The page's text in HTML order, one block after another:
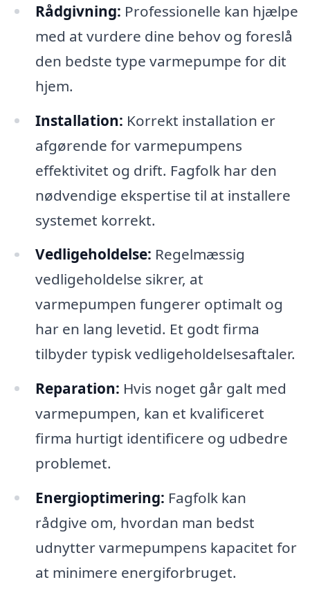
Rådgivning: Professionelle kan hjælpe
med at vurdere dine behov og foreslå
den bedste type varmepumpe for dit
hjem.
Installation: Korrekt installation er
afgørende for varmepumpens
effektivitet og drift. Fagfolk har den
nødvendige ekspertise til at installere
systemet korrekt.
Vedligeholdelse: Regelmæssig
vedligeholdelse sikrer, at
varmepumpen fungerer optimalt og
har en lang levetid. Et godt firma
tilbyder typisk vedligeholdelsesaftaler.
Reparation: Hvis noget går galt med
varmepumpen, kan et kvalificeret
firma hurtigt identificere og udbedre
problemet.
Energioptimering: Fagfolk kan
rådgive om, hvordan man bedst
udnytter varmepumpens kapacitet for
at minimere energiforbruget.